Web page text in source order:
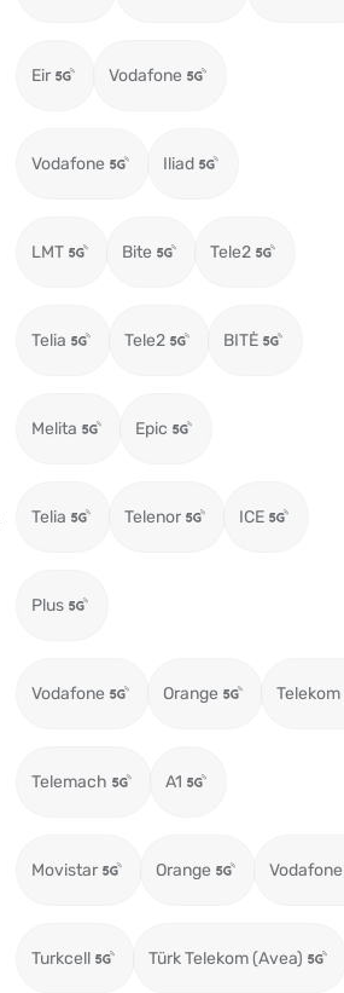
Eir Vodafone
Vodafone Iliad
LMT Bite Tele2
Telia Tele2 BITĖ
Melita Epic
Telia Telenor ICE
Plus
Vodafone Orange Telekom
Telemach A1
Movistar Orange Vodafone
Turkcell Türk Telekom (Avea)